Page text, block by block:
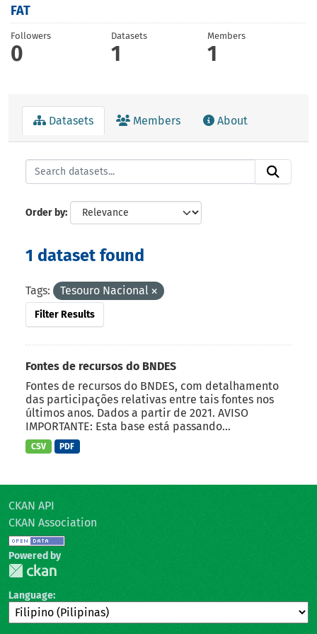
FAT
Followers
0
Datasets
1
Members
1
Datasets Members About
Order by
1 dataset found
Tags: Tesouro Nacional
Filter Results
Fontes de recursos do BNDES
Fontes de recursos do BNDES, com detalhamento
das participações relativas entre tais fontes nos
últimos anos. Dados a partir de 2021. AVISO
IMPORTANTE: Esta base está passando...
CSV PDF
CKAN API
CKAN Association
Powered by
Language